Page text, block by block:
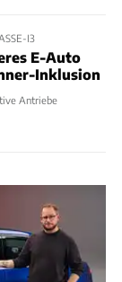
I3
E-Auto
Inklusion
Antriebe